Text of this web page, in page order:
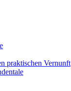
praktischen Vernunft